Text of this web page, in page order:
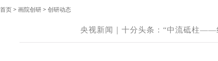
首页 > 画院创研 > 创研动态
央视新闻｜十分头条：“中流砥柱——